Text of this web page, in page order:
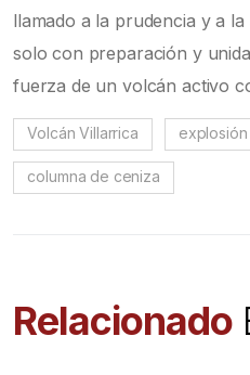
llamado a la prudencia y a
solo con preparación y
fuerza de un volcán activo
Volcán Villarrica
columna de ceniza
Relacionado